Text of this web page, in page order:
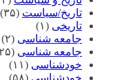
تاریخ/سیاست (۳۵)
تاریخی (۱)
جامعه شناسی (۲)
جامعه شناسی (۲۵)
خودشناسی (۱۱)
خودشناسی (۵۸)